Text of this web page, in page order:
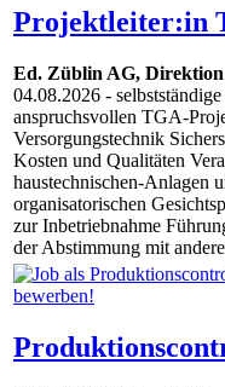
Projektleiter:in
Ed. Züblin AG,
04.08.2026 -
anspruchsvollen TGA-
Versorgungstechnik
Kosten und Qualitäten
haustechnischen-Anlagen
organisatorischen
zur Inbetriebnahme
der Abstimmung mit